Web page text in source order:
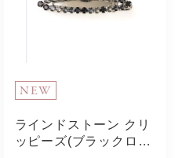
NEW
ラインドストーン クリ
ッピーズ(ブラックロジ